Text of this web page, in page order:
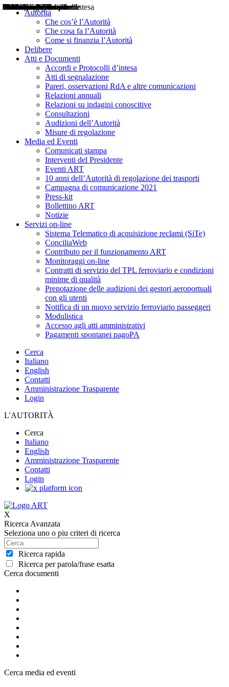
Autorità
Che cos’è l’Autorità
Che cosa fa l’Autorità
Come si finanzia l’Autorità
Delibere
Atti e Documenti
Accordi e Protocolli d’intesa
Atti di segnalazione
Pareri, osservazioni RdA e altre comunicazioni
Relazioni annuali
Relazioni su indagini conoscitive
Consultazioni
Audizioni dell’Autorità
Misure di regolazione
Media ed Eventi
Comunicati stampa
Interventi del Presidente
Eventi ART
10 anni dell’Autorità di regolazione dei trasporti
Campagna di comunicazione 2021
Press-kit
Bollettino ART
Notizie
Servizi on-line
Sistema Telematico di acquisizione reclami (SiTe)
ConciliaWeb
Contributo per il funzionamento ART
Monitoraggi on-line
Contratti di servizio del TPL ferroviario e condizioni
minime di qualità
Prenotazione delle audizioni dei gestori aeroportuali
con gli utenti
Notifica di un nuovo servizio ferroviario passeggeri
Modulistica
Accesso agli atti amministrativi
Pagamenti spontanei pagoPA
Cerca
Italiano
English
Contatti
Amministrazione Trasparente
Login
L'AUTORITÀ
Cerca
Italiano
English
Amministrazione Trasparente
Contatti
Login
X
Ricerca Avanzata
Seleziona uno o piu criteri di ricerca
Ricerca rapida
Ricerca per parola/frase esatta
Cerca documenti
Delibere
Pareri
Consultazioni
Audizioni
Atti di Segnalazione
Accordi e Protocolli d'Intesa
Relazioni annuali
Misure di regolazione
Cerca media ed eventi
Notizie
Comunicati Stampa
Bollettini ART
Convegni ART
Interviste del Presidente
Articoli in primo piano
Interventi del Presidente
2004
2005
2010
2013
2014
2015
2016
2017
2018
2019
202
2020
2021
2022
2023
2024
2025
2026
Aereo
Marittimo
Terrestre